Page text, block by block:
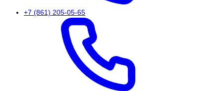
+7 (861) 205-05-65